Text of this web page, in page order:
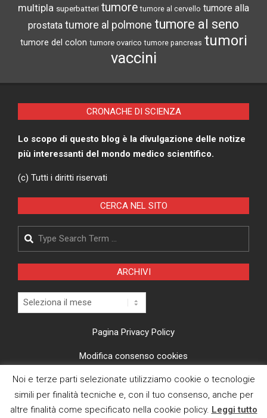
multipla superbatteri tumore tumore al cervello tumore alla
prostata tumore al polmone tumore al seno
tumore del colon tumore ovarico tumore pancreas tumori
vaccini
CRONACHE DI SCIENZA
Lo scopo di questo blog è la divulgazione delle notize
più interessanti del mondo medico scientifico.
(c) Tutti i diritti riservati
CERCA NEL SITO
Search
ARCHIVI
Archivi
Pagina Privacy Policy
Modifica consenso cookies
CI TROVI ANCHE SU
Noi e terze parti selezionate utilizziamo cookie o tecnologie
simili per finalità tecniche e, con il tuo consenso, anche per
altre finalità come specificato nella cookie policy. Leggi tutto